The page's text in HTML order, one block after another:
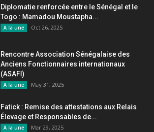
Diplomatie renforcée entre le Sénégal et le
Togo : Mamadou Moustapha...
A la une Oct 26, 2025
Rencontre Association Sénégalaise des
Anciens Fonctionnaires internationaux
(ASAFI)
A la une May 31, 2025
Fatick : Remise des attestations aux Relais
Élevage et Responsables de...
A la une Mar 29, 2025